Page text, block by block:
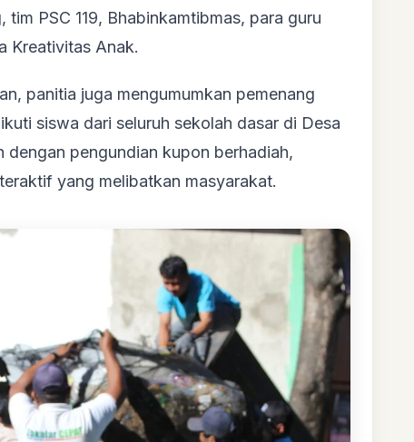
PSC 119, Bhabinkamtibmas, para guru
Kreativitas Anak.
panitia juga mengumumkan pemenang
siswa dari seluruh sekolah dasar di Desa
dengan pengundian kupon berhadiah,
yang melibatkan masyarakat.